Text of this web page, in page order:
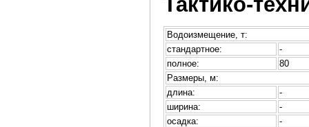
Водоизмещение, т:
стандартное:
-
полное:
80
Размеры, м:
длина:
-
ширина:
-
осадка:
-